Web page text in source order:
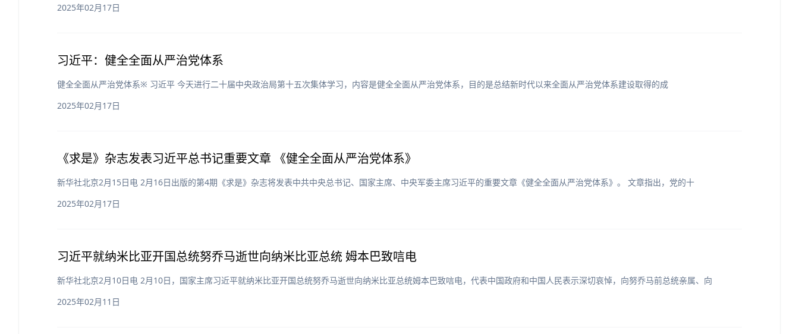
2025年02月17日
习近平：健全全面从严治党体系
健全全面从严治党体系※ 习近平 今天进行二十届中央政治局第十五次集体学习，内容是健全全面从严治党体系，目的是总结新时代以来全面从严治党体系建设取得的成
2025年02月17日
《求是》杂志发表习近平总书记重要文章 《健全全面从严治党体系》
新华社北京2月15日电 2月16日出版的第4期《求是》杂志将发表中共中央总书记、国家主席、中央军委主席习近平的重要文章《健全全面从严治党体系》。 文章指出，党的十
2025年02月17日
习近平就纳米比亚开国总统努乔马逝世向纳米比亚总统 姆本巴致唁电
新华社北京2月10日电 2月10日，国家主席习近平就纳米比亚开国总统努乔马逝世向纳米比亚总统姆本巴致唁电，代表中国政府和中国人民表示深切哀悼，向努乔马前总统亲属、向
2025年02月11日